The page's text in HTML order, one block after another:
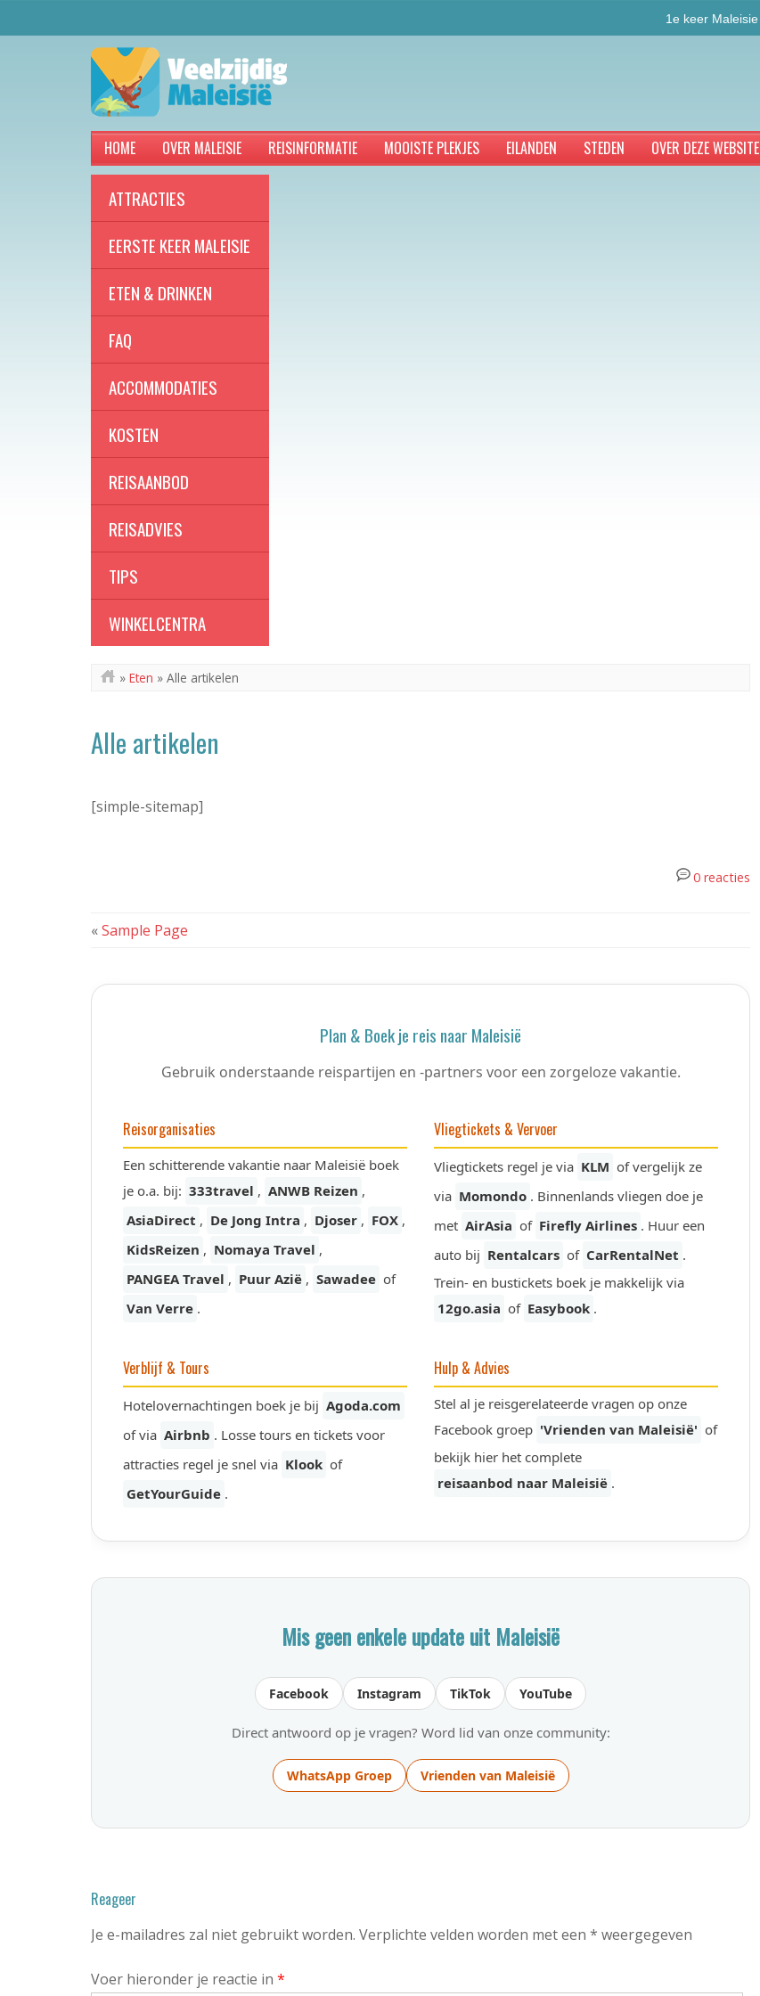
1e keer Maleisie
HOME OVER MALEISIE REISINFORMATIE MOOISTE PLEKJES EILANDEN STEDEN OVER DEZE WEBSITE
ATTRACTIES
EERSTE KEER MALEISIE
ETEN & DRINKEN
FAQ
ACCOMMODATIES
KOSTEN
REISAANBOD
REISADVIES
TIPS
WINKELCENTRA
» Eten » Alle artikelen
Alle artikelen
[simple-sitemap]
0 reacties
«Sample Page
Plan & Boek je reis naar Maleisië
Gebruik onderstaande reispartijen en -partners voor een zorgeloze vakantie.
Reisorganisaties
Een schitterende vakantie naar Maleisië boek
je o.a. bij: 333travel , ANWB Reizen ,
AsiaDirect , De Jong Intra , Djoser , FOX ,
KidsReizen , Nomaya Travel ,
PANGEA Travel , Puur Azië , Sawadee of
Van Verre .
Vliegtickets & Vervoer
Vliegtickets regel je via KLM of vergelijk ze
via Momondo . Binnenlands vliegen doe je
met AirAsia of Firefly Airlines . Huur een
auto bij Rentalcars of CarRentalNet .
Trein- en bustickets boek je makkelijk via
12go.asia of Easybook .
Verblijf & Tours
Hotelovernachtingen boek je bij Agoda.com
of via Airbnb . Losse tours en tickets voor
attracties regel je snel via Klook of
GetYourGuide .
Hulp & Advies
Stel al je reisgerelateerde vragen op onze
Facebook groep 'Vrienden van Maleisië' of
bekijk hier het complete
reisaanbod naar Maleisië .
Mis geen enkele update uit Maleisië
Facebook Instagram TikTok YouTube
Direct antwoord op je vragen? Word lid van onze community:
WhatsApp Groep Vrienden van Maleisië
Reageer
Je e-mailadres zal niet gebruikt worden. Verplichte velden worden met een * weergegeven
Voer hieronder je reactie in *